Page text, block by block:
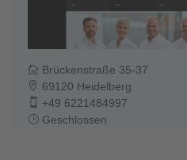
Brückenstraße 35-37
69120 Heidelberg
+49 6221484997
Geschlossen